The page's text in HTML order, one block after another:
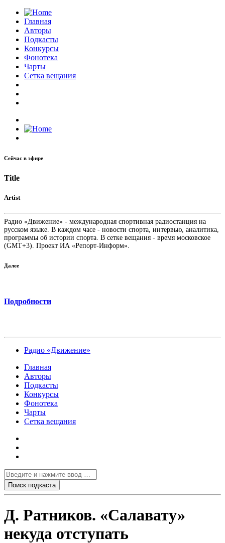
Главная
Авторы
Подкасты
Конкурсы
Фонотека
Чарты
Сетка вещания
Сейчас в эфире
Title
Artist
Радио «Движение» - международная спортивная радиостанция на
русском языке. В каждом часе - новости спорта, интервью, аналитика,
программы об истории спорта. В сетке вещания - время московское
(GMT+3). Проект ИА «Репорт-Информ».
Далее
Подробности
Радио «Движение»
Главная
Авторы
Подкасты
Конкурсы
Фонотека
Чарты
Сетка вещания
Д. Ратников. «Салавату»
некуда отступать